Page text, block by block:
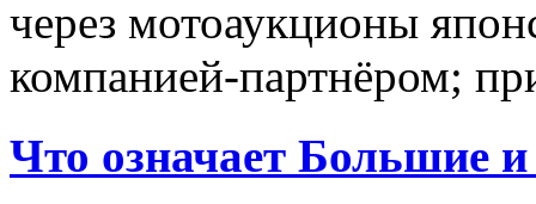
через мотоаукционы
компанией-партнёром;
Что означает Большие